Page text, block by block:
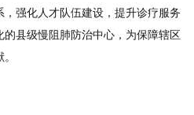
强化人才队伍建设，提升诊疗服务
县级慢阻肺防治中心，为保障辖区